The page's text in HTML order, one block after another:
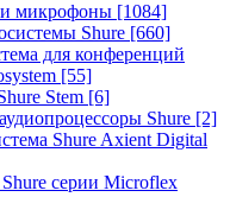
микрофоны [1084]
Shure [660]
для конференций
[55]
Stem [6]
Shure [2]
Shure Axient Digital
серии Microflex